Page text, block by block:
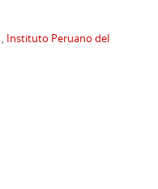
, Instituto Peruano del